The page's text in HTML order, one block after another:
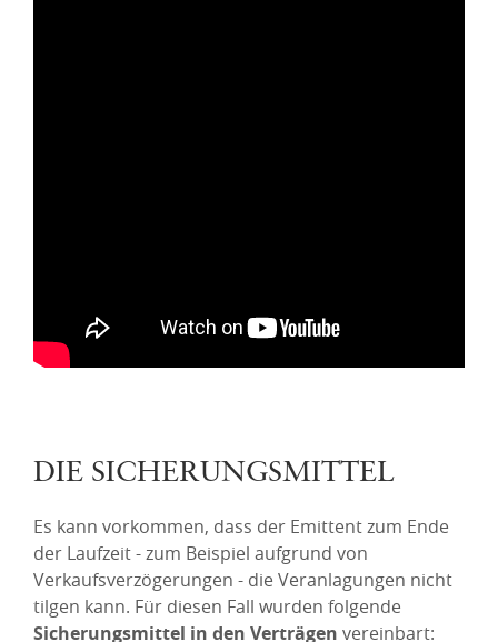
DIE SICHERUNGSMITTEL
Es kann vorkommen, dass der Emittent zum Ende
der Laufzeit - zum Beispiel aufgrund von
Verkaufsverzögerungen - die Veranlagungen nicht
tilgen kann. Für diesen Fall wurden folgende
Sicherungsmittel in den Verträgen vereinbart: